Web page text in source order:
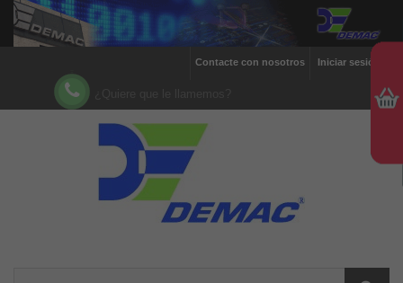
Iniciar sesión
Contacte con nosotros